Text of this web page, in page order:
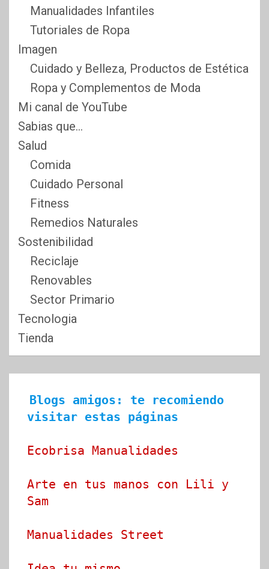
Manualidades Infantiles
Tutoriales de Ropa
Imagen
Cuidado y Belleza, Productos de Estética
Ropa y Complementos de Moda
Mi canal de YouTube
Sabias que…
Salud
Comida
Cuidado Personal
Fitness
Remedios Naturales
Sostenibilidad
Reciclaje
Renovables
Sector Primario
Tecnologia
Tienda
Blogs amigos: te recomiendo
visitar estas páginas
Ecobrisa Manualidades
Arte en tus manos con Lili y
Sam
Manualidades Street